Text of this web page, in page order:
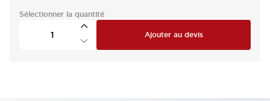
Sélectionner la quantité
Ajouter au devis